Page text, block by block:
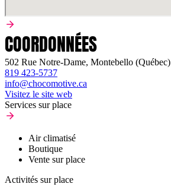
COORDONNÉES
502 Rue Notre-Dame, Montebello (Québec)
819 423-5737
info@chocomotive.ca
Visitez le site web
Services sur place
Air climatisé
Boutique
Vente sur place
Activités sur place